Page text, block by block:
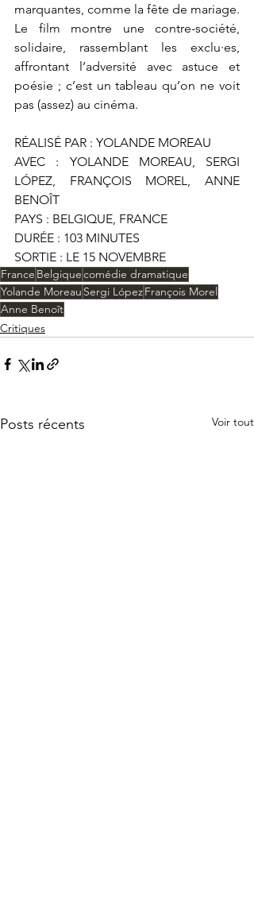
marquantes, comme la fête de mariage.
Le film montre une contre-société,
solidaire, rassemblant les exclu·es,
affrontant l’adversité avec astuce et
poésie ; c’est un tableau qu’on ne voit
pas (assez) au cinéma.
RÉALISÉ PAR : YOLANDE MOREAU
AVEC : YOLANDE MOREAU, SERGI
LÓPEZ, FRANÇOIS MOREL, ANNE
BENOÎT
PAYS : BELGIQUE, FRANCE
DURÉE : 103 MINUTES
SORTIE : LE 15 NOVEMBRE
France Belgiquecomédie dramatique
Yolande Moreau Sergi LópezFrançois Morel
Anne Benoît
Critiques
Posts récents Voir tout